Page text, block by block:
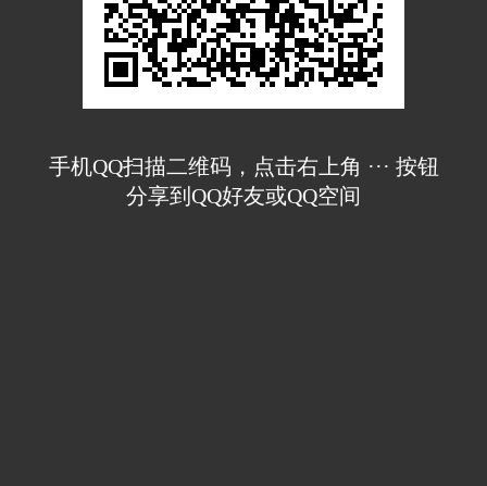
手机QQ扫描二维码，点击右上角 ··· 按钮
分享到QQ好友或QQ空间